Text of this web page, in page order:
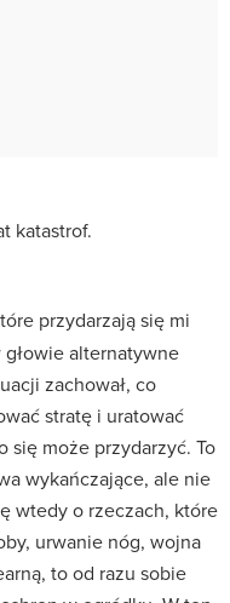
katastrof.
przydarzają się mi
alternatywne
zachował, co
stratę i uratować
się może przydarzyć. To
wykańczające, ale nie
wtedy o rzeczach, które
urwanie nóg, wojna
to od razu sobie